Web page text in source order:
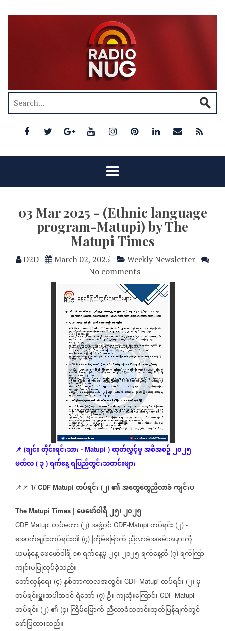
03 Mar 2025 - (Ethnic language
program-Matupi) by The
Matupi Times
D2D March 02, 2025
Weekly Newsletter
No comments
📌 (ချင်းတိုင်းရင်းသား - Matupi ) ထုတ်လွှင့်မှုအစီအစဥ်၂၀၂၅
မတ်လ ( ၃ ) ရက်နေ့ရပြည်တွင်းသတင်းများ
📌📌 1/ CDF Matupi တပ်ရင်း (၂) ၏အထွေထွေညီလာခံကျင်းပ
The Matupi Times | ဖေဖော်ဝါရီ၂၅၊၂၀၂၅
CDF Matupi တပ်မဟာ (၂) အဖွဲ့ဝင် CDF-Matupi တပ်ရင်း (၂) -
အောက်ချင်းတပ်ရင်း၏ (၄) ကြိမ်မြောက် ညီလာခံအခမ်းအနားကို
ယမန်နေ့ဖေဖော်ဝါရီ ၁၈ရက်နေ့မှ၂၄၊၂၀၂၅ရက်နေ့ထိ (၇) ရက်ကြာ
ကျင်းပပြုလုပ်ခဲ့သည်။
တော်လှန်ရေး (၄) နှစ်တာကာလအတွင်း CDF-Matupi တပ်ရင်း (၂) မှ
တပ်ရင်းမှူးအပါအဝင်ရဲဘော် (၇) ဦးကျဆုံးကြောင်း CDF-Matupi
တပ်ရင်း (၂) ၏ (၄) ကြိမ်မြောက် ညီလာခံသတင်းထုတ်ပြန်ချက်တွင်
ဖော်ပြထားသည်။